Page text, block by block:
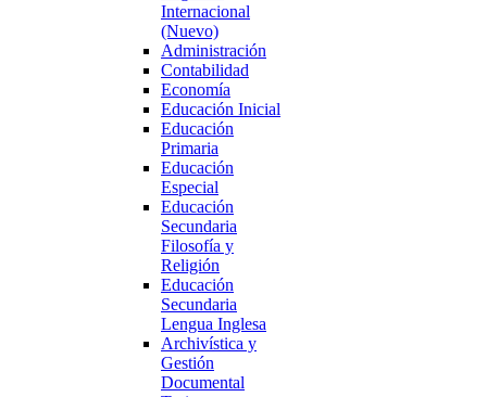
Internacional
(Nuevo)
Administración
Contabilidad
Economía
Educación Inicial
Educación
Primaria
Educación
Especial
Educación
Secundaria
Filosofía y
Religión
Educación
Secundaria
Lengua Inglesa
Archivística y
Gestión
Documental